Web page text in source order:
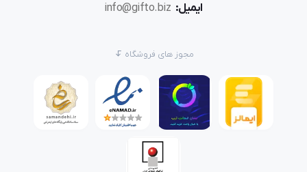
ایمیل: info@gifto.biz
مجوز های فروشگاه